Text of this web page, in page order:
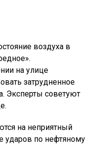
воздуха в
на улице
затрудненное
Эксперты советуют
на неприятный
ударов по нефтяному